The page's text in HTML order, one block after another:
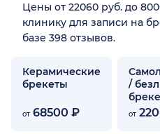
Цены от 22060 руб. до
клинику для записи на
базе 398 отзывов.
Керамические
брекеты
от 68500 ₽
/
от